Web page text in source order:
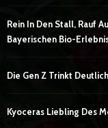
Rein In Den Stall, Rauf
Bayerischen Bio-
Die Gen Z Trinkt
Kyoceras Liebling Des